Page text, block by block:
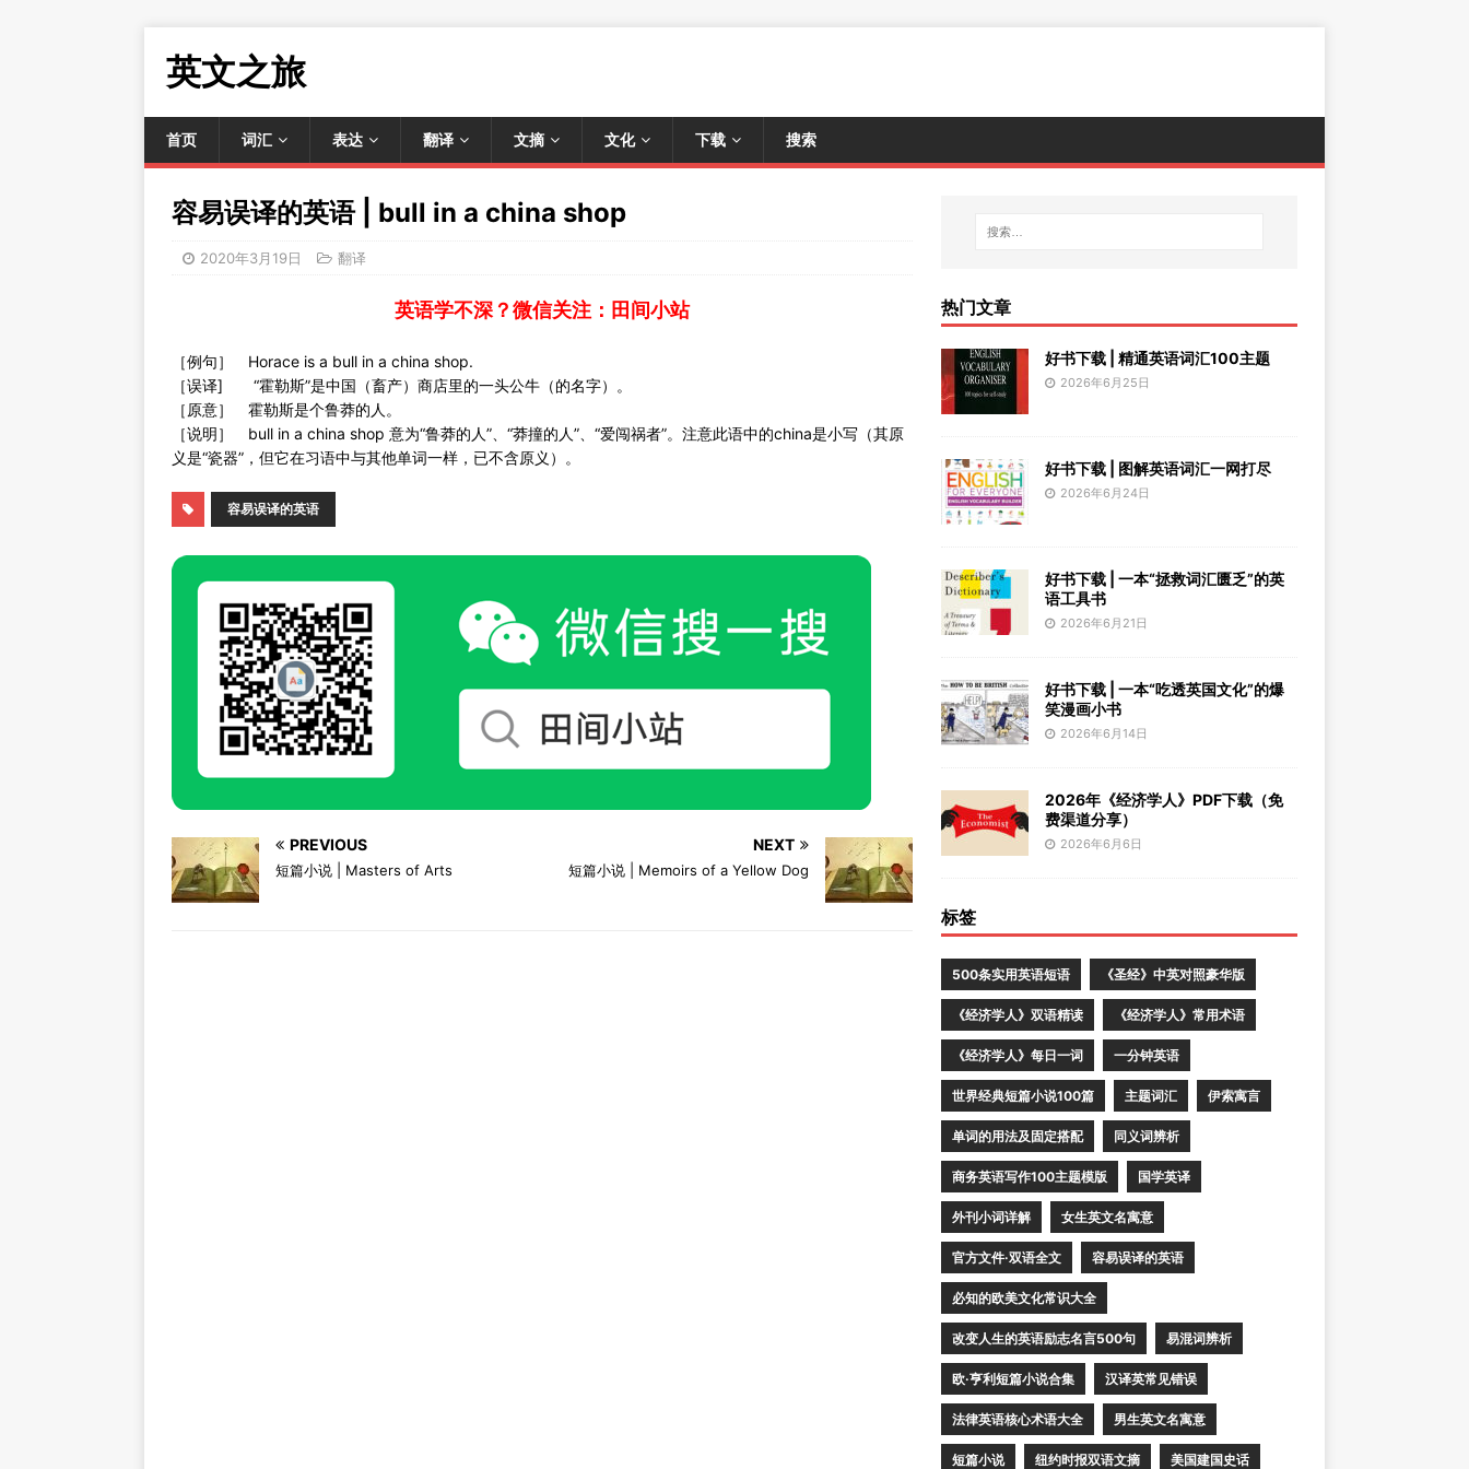
英文之旅
首页 词汇 表达 翻译 文摘 文化 下载 搜索
容易误译的英语 | bull in a china shop
2020年3月19日 翻译
英语学不深？微信关注：田间小站
［例句］ Horace is a bull in a china shop.
［误译] “霍勒斯”是中国（畜产）商店里的一头公牛（的名字）。
［原意］ 霍勒斯是个鲁莽的人。
［说明］ bull in a china shop 意为“鲁莽的人”、“莽撞的人”、“爱闯祸者”。注意此语中的china是小写（其原
义是“瓷器”，但它在习语中与其他单词一样，已不含原义）。
容易误译的英语
PREVIOUS
短篇小说 | Masters of Arts
NEXT
短篇小说 | Memoirs of a Yellow Dog
热门文章
好书下载 | 精通英语词汇100主题
2026年6月25日
好书下载 | 图解英语词汇一网打尽
2026年6月24日
好书下载 | 一本“拯救词汇匮乏”的英
语工具书
2026年6月21日
好书下载 | 一本“吃透英国文化”的爆
笑漫画小书
2026年6月14日
2026年《经济学人》PDF下载（免
费渠道分享）
2026年6月6日
标签
500条实用英语短语 《圣经》中英对照豪华版
《经济学人》双语精读 《经济学人》常用术语
《经济学人》每日一词 一分钟英语
世界经典短篇小说100篇 主题词汇 伊索寓言
单词的用法及固定搭配 同义词辨析
商务英语写作100主题模版 国学英译
外刊小词详解 女生英文名寓意
官方文件·双语全文 容易误译的英语
必知的欧美文化常识大全
改变人生的英语励志名言500句 易混词辨析
欧·亨利短篇小说合集 汉译英常见错误
法律英语核心术语大全 男生英文名寓意
短篇小说 纽约时报双语文摘 美国建国史话